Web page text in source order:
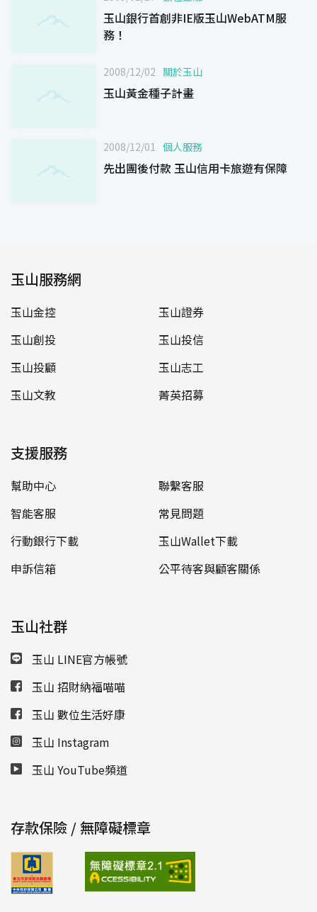
玉山銀行首創非IE版玉山WebATM服
務！
2008/12/02 關於玉山
玉山黃金種子計畫
2008/12/01 個人服務
先出團後付款 玉山信用卡旅遊有保障
玉山服務網
玉山金控
玉山證券
玉山創投
玉山投信
玉山投顧
玉山志工
玉山文教
菁英招募
支援服務
幫助中心
聯繫客服
智能客服
常見問題
行動銀行下載
玉山Wallet下載
申訴信箱
公平待客與顧客關係
玉山社群
玉山 LINE官方帳號
玉山 招財納福喵喵
玉山 數位生活好康
玉山 Instagram
玉山 YouTube頻道
存款保險 / 無障礙標章